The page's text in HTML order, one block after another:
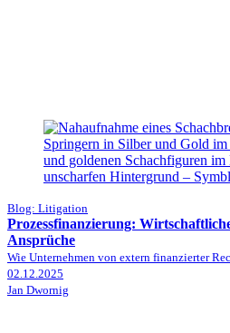
Blog: Litigation
Prozessfinanzierung:
Ansprüche
Wie Unternehmen von extern finanzierter
02.12.2025
Jan Dwornig